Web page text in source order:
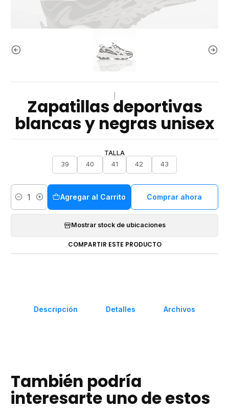
Zapatillas deportivas
blancas y negras unisex
TALLA
39
40 41 42 43
Cantidad
Agregar al Carrito Comprar ahora
Mostrar stock de ubicaciones
COMPARTIR ESTE PRODUCTO
Descripción Detalles Archivos
También podría
interesarte uno de estos